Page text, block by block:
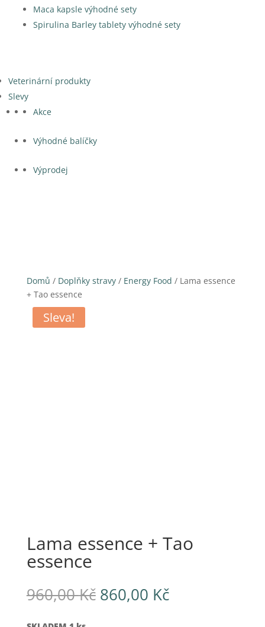
Maca kapsle výhodné sety
Spirulina Barley tablety výhodné sety
Veterinární produkty
Slevy
Akce
Výhodné balíčky
Výprodej
Domů / Doplňky stravy/ Energy Food / Lama essence
+ Tao essence
Sleva!
Lama essence + Tao
essence
960,00Kč Původní
cena
860,00 KčAktuální
cena